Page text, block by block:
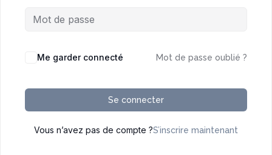
Me garder connecté Mot de passe oublié ?
Se connecter
Vous n’avez pas de compte ?S’inscrire maintenant